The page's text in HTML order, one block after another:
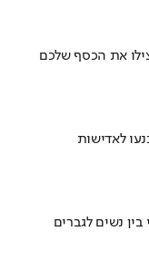
את הכסף שלכם
לאדישות
נשים לגברים